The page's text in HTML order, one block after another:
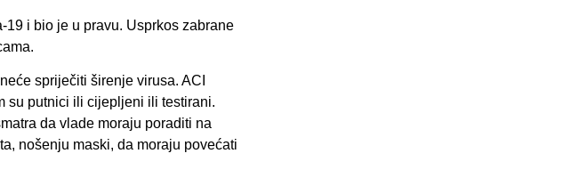
i bio je u pravu. Usprkos zabrane
spriječiti širenje virusa. ACI
su putnici ili cijepljeni ili testirani.
da vlade moraju poraditi na
nošenju maski, da moraju povećati